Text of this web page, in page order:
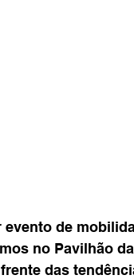
evento de
no Pavilhão
frente das